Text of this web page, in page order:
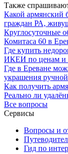
Также
Какой армянский
граждан РА,
Круглосуточные
Комитаса 60 в
Где купить
ИКЕИ по ценам и
Где в Ереване
украшения
Как получить
Реально ли
Все вопросы
Сервисы
Вопросы и
Гид по